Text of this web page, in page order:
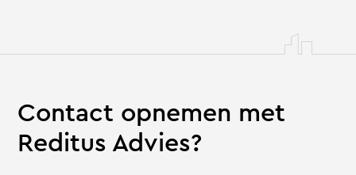
Contact opnemen met
Reditus Advies?